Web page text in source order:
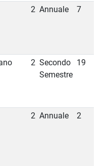
2 Annuale 7
2 Secondo
Semestre
19
2 Annuale 2